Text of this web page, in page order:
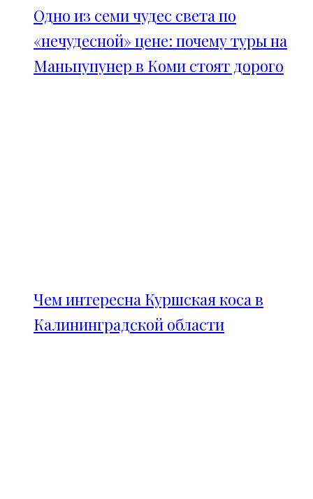
Одно из семи чудес света по
«нечудесной» цене: почему туры на
Маньпупунер в Коми стоят дорого
Чем интересна Куршская коса в
Калининградской области